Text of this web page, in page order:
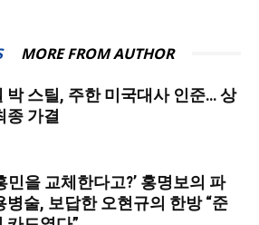
MORE FROM AUTHOR
박 스틸, 주한 미국대사 인준… 상
종 가결
민을 교체한다고?’ 홍명보의 파
병술, 보답한 오현규의 한방 “준